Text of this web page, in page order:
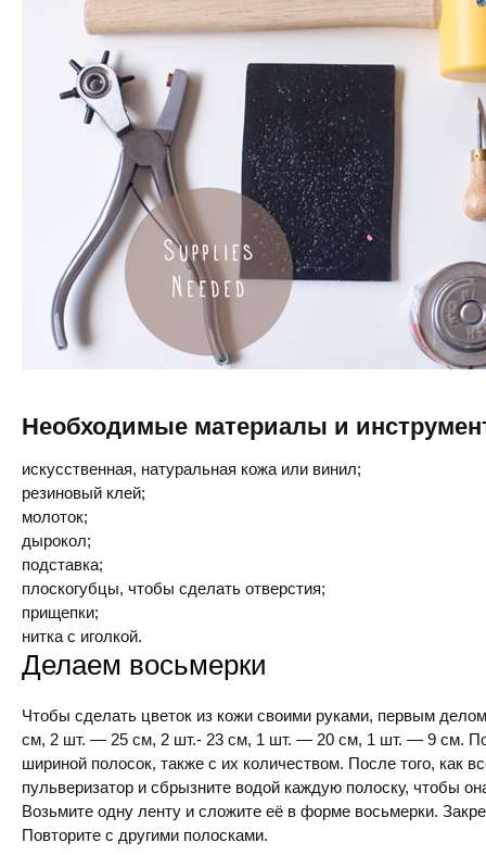
Необходимые материалы и
искусственная, натуральная кожа или винил;
резиновый клей;
молоток;
дырокол;
подставка;
плоскогубцы, чтобы сделать отверстия;
прищепки;
нитка с иголкой.
Делаем восьмерки
Чтобы сделать цветок из кожи своими руками, первым
см, 2 шт. — 25 см, 2 шт.- 23 см, 1 шт. — 20 см, 1 шт. — 9 см.
шириной полосок, также с их количеством. После того, как
пульверизатор и сбрызните водой каждую полоску, чтобы
Возьмите одну ленту и сложите её в форме восьмерки.
Повторите с другими полосками.